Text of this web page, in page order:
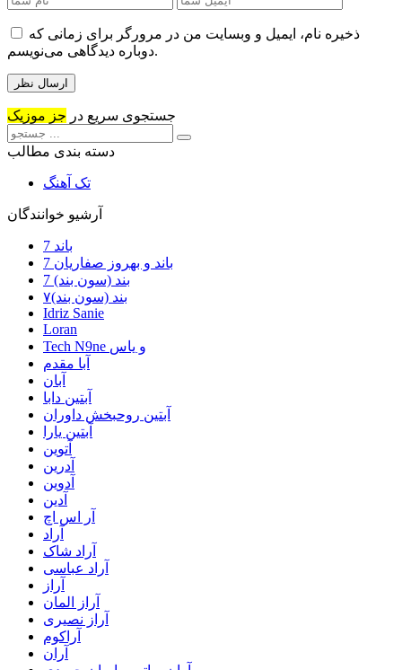
ذخیره نام، ایمیل و وبسایت من در مرورگر برای زمانی که
دوباره دیدگاهی می‌نویسم.
جستجوی سریع در جز موزیک
دسته بندی مطالب
تک آهنگ
آرشیو خوانندگان
7 باند
7 باند و بهروز صفاریان
7 بند (سون بند)
۷بند (سون بند)
Idriz Sanie
Loran
Tech N9ne و یاس
آبا مقدم
آبان
آبتین دابا
آبتین روحبخش داوران
آبتین یارا
آتوین
آدرین
آدوین
آدین
آر اس اچ
آراد
آراد شاک
آراد عباسی
آراز
آراز المان
آراز نصیری
آراکوم
آران